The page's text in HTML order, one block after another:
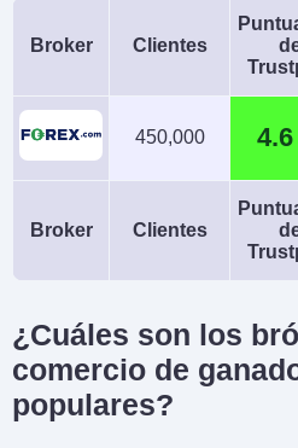
Broker Clientes
450,000 4.6
Broker Clientes
¿Cuáles son los
comercio de
populares?